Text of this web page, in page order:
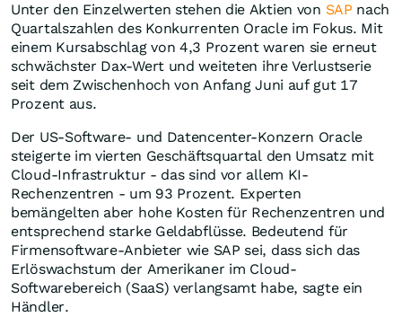
Unter den Einzelwerten stehen die Aktien von SAP nach
Quartalszahlen des Konkurrenten Oracle im Fokus. Mit
einem Kursabschlag von 4,3 Prozent waren sie erneut
schwächster Dax-Wert und weiteten ihre Verlustserie
seit dem Zwischenhoch von Anfang Juni auf gut 17
Prozent aus.
Der US-Software- und Datencenter-Konzern Oracle
steigerte im vierten Geschäftsquartal den Umsatz mit
Cloud-Infrastruktur - das sind vor allem KI-
Rechenzentren - um 93 Prozent. Experten
bemängelten aber hohe Kosten für Rechenzentren und
entsprechend starke Geldabflüsse. Bedeutend für
Firmensoftware-Anbieter wie SAP sei, dass sich das
Erlöswachstum der Amerikaner im Cloud-
Softwarebereich (SaaS) verlangsamt habe, sagte ein
Händler.